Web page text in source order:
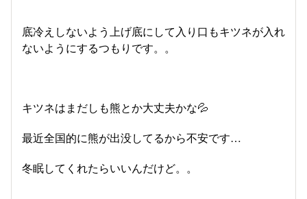
底冷えしないよう上げ底にして入り口もキツネが入れ
ないようにするつもりです。。
キツネはまだしも熊とか大丈夫かな💦
最近全国的に熊が出没してるから不安です…
冬眠してくれたらいいんだけど。。